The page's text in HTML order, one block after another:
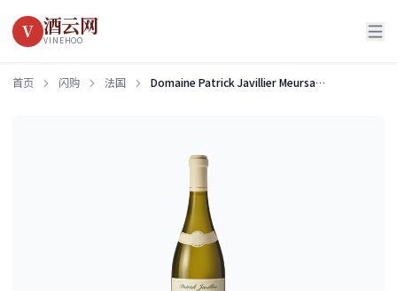
V 酒云网
VINEHOO
首页 闪购 法国 Domaine Patrick Javillier Meursault Cuvee Tete de Murger 2021